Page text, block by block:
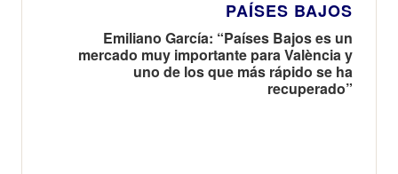
PAÍSES BAJOS
Emiliano García: “Países Bajos es un
mercado muy importante para València y
uno de los que más rápido se ha
recuperado”